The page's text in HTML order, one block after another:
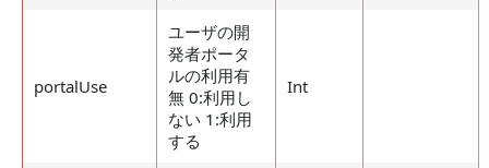
portalUse
ユーザの開
発者ポータ
ルの利用有
無 0:利用し
ない 1:利用
する
Int